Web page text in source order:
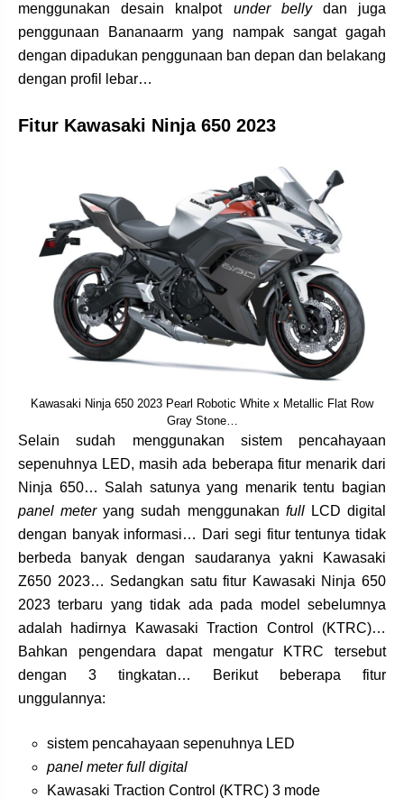
menggunakan desain knalpot under bellydan juga
penggunaan Bananaarm yang nampak sangat gagah
dengan dipadukan penggunaan ban depan dan belakang
dengan profil lebar…
Fitur Kawasaki Ninja 650 2023
Kawasaki Ninja 650 2023 Pearl Robotic White x Metallic Flat Row
Gray Stone…
Selain sudah menggunakan sistem pencahayaan
sepenuhnya LED, masih ada beberapa fitur menarik dari
Ninja 650… Salah satunya yang menarik tentu bagian
panel meteryang sudah menggunakan fullLCD digital
dengan banyak informasi… Dari segi fitur tentunya tidak
berbeda banyak dengan saudaranya yakni Kawasaki
Z650 2023… Sedangkan satu fitur Kawasaki Ninja 650
2023 terbaru yang tidak ada pada model sebelumnya
adalah hadirnya Kawasaki Traction Control (KTRC)…
Bahkan pengendara dapat mengatur KTRC tersebut
dengan 3 tingkatan… Berikut beberapa fitur
unggulannya:
sistem pencahayaan sepenuhnya LED
panel meter full digital
Kawasaki Traction Control (KTRC) 3 mode